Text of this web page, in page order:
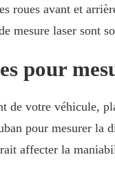
roues avant et
mesure laser sont
pour
de votre véhicule,
pour mesurer la
affecter la